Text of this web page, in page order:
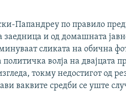
Папандреу по правило
заедница и од домашната
сликата на обична
волја на двајцата
токму недостигот од
ваквите средби се уште